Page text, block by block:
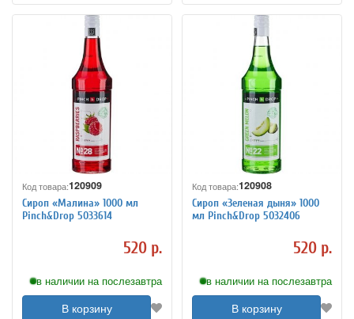
Код товара:120909
Сироп «Малина» 1000 мл
Pinch&Drop 5033614
520 р.
в наличии на послезавтра
В корзину
Код товара:120908
Сироп «Зеленая дыня» 1000
мл Pinch&Drop 5032406
520 р.
в наличии на послезавтра
В корзину